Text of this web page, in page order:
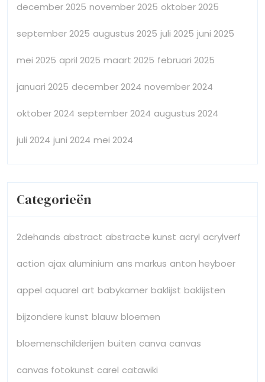
december 2025 november 2025 oktober 2025
september 2025 augustus 2025 juli 2025 juni 2025
mei 2025 april 2025 maart 2025 februari 2025
januari 2025 december 2024 november 2024
oktober 2024 september 2024 augustus 2024
juli 2024 juni 2024 mei 2024
Categorieën
2dehands abstract abstracte kunst acryl acrylverf
action ajax aluminium ans markus anton heyboer
appel aquarel art babykamer baklijst baklijsten
bijzondere kunst blauw bloemen
bloemenschilderijen buiten canva canvas
canvas fotokunst carel catawiki